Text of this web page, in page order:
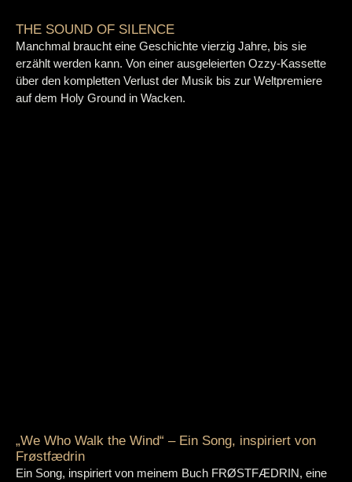
THE SOUND OF SILENCE
Manchmal braucht eine Geschichte vierzig Jahre, bis sie
erzählt werden kann. Von einer ausgeleierten Ozzy-Kassette
über den kompletten Verlust der Musik bis zur Weltpremiere
auf dem Holy Ground in Wacken.
„We Who Walk the Wind“ – Ein Song, inspiriert von
Frøstfædrin
Ein Song, inspiriert von meinem Buch FRØSTFÆDRIN, eine